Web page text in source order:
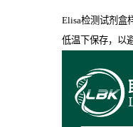
Elisa检测试剂盒
低温下保存，以